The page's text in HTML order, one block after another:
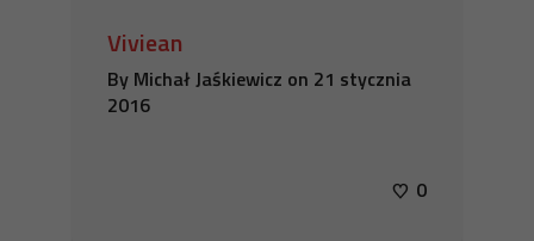
Viviean
By Michał Jaśkiewicz on 21 stycznia
2016
0